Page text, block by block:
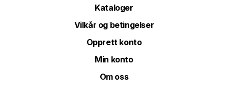
Kataloger
Vilkår og betingelser
Opprett konto
Min konto
Om oss